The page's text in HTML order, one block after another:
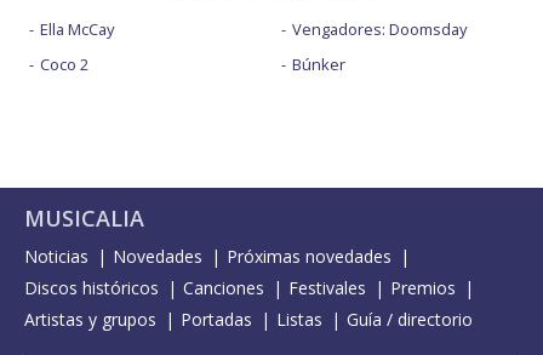
Ella McCay
Coco 2
Vengadores: Doomsday
Búnker
MUSICALIA
Noticias Novedades
Próximas novedades
Discos históricos
Canciones Festivales
Premios
Artistas y grupos
Portadas Listas Guía / directorio